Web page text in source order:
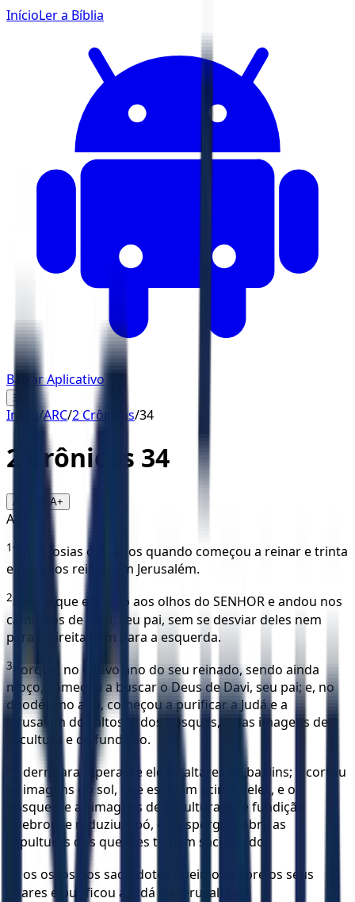
InícioLer a Bíblia
Baixar Aplicativo
☰
Início /ARC/2 Crônicas/34
2 Crônicas 34
A- A+
ARC
1Tinha Josias oito anos quando começou a reinar e trinta
e um anos reinou em Jerusalém.
2
E fez o que era reto aos olhos do SENHOR e andou nos
caminhos de Davi, seu pai, sem se desviar deles nem
para a direita nem para a esquerda.
3
Porque, no oitavo ano do seu reinado, sendo ainda
moço, começou a buscar o Deus de Davi, seu pai; e, no
duodécimo ano, começou a purificar a Judá e a
Jerusalém dos altos, e dos bosques, e das imagens de
escultura e de fundição.
E derribaram perante ele os altares de baalins; e cortou
as imagens do sol, que estavam acima deles, e os
bosques, e as imagens de escultura e de fundição
quebrou, e reduziu a pó, e o aspergiu sobre as
sepulturas dos que lhes tinham sacrificado.
E os ossos dos sacerdotes queimou sobre os seus
altares e purificou a Judá e a Jerusalém.